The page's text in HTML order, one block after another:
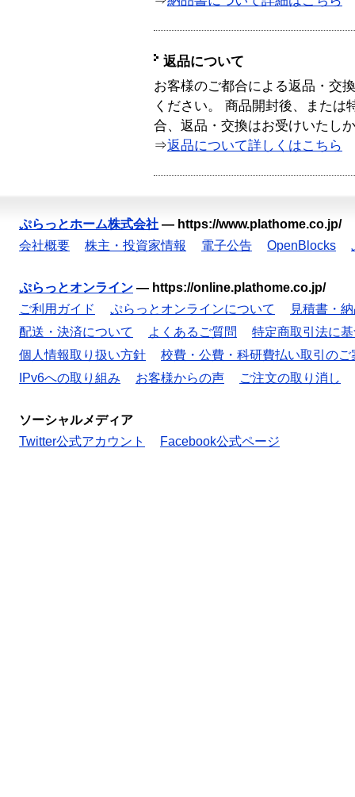
返品について
お客様のご都合による返品・交
ください。 商品開封後、または
合、返品・交換はお受けいたし
⇒返品について詳しくはこちら
ぷらっとホーム株式会社 — https://www.plathome.co.jp/
会社概要
株主・投資家情報 電子公告 OpenBlocks
ぷらっとオンライン — https://online.plathome.co.jp/
ご利用ガイド
ぷらっとオンラインについて
見積書・
配送・決済について
よくあるご質問
特定商取引法に
個人情報取り扱い方針
校費・公費・科研費払い取引のご
IPv6への取り組み
お客様からの声 ご注文の取り消し
ソーシャルメディア
Twitter公式アカウント
Facebook公式ページ